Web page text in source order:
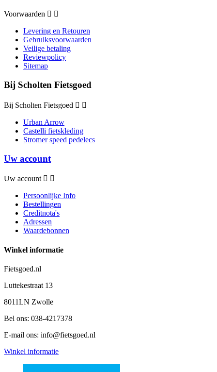
Voorwaarden  
Levering en Retouren
Gebruiksvoorwaarden
Veilige betaling
Reviewpolicy
Sitemap
Bij Scholten Fietsgoed
Bij Scholten Fietsgoed  
Urban Arrow
Castelli fietskleding
Stromer speed pedelecs
Uw account
Uw account  
Persoonlijke Info
Bestellingen
Creditnota's
Adressen
Waardebonnen
Winkel informatie
Fietsgoed.nl
Luttekestraat 13
8011LN Zwolle
Bel ons: 038-4217378
E-mail ons: info@fietsgoed.nl
Winkel informatie